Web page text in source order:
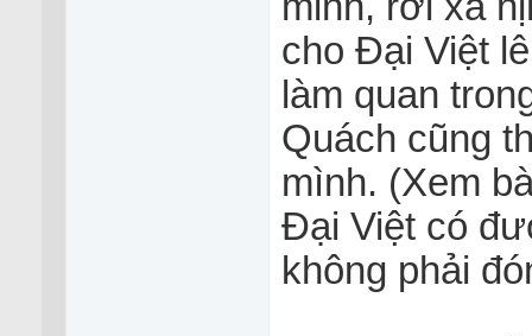
cho Đại Việt
làm quan
Quách cũng
mình. (Xem
Đại Việt có
không phải